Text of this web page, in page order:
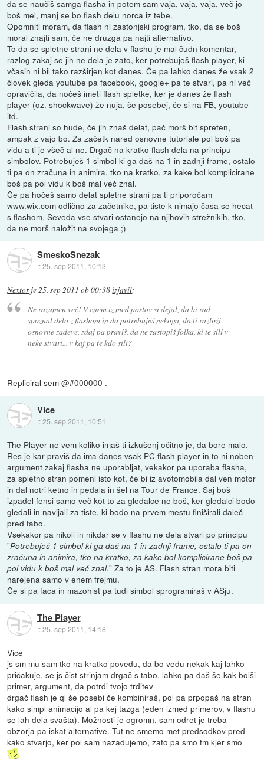
da se naučiš samga flasha in potem sam vaja, vaja, vaja, več jo
boš mel, manj se bo flash delu norca iz tebe.
Opomniti moram, da flash ni zastonjski program, tko, da se boš
moral znajti sam, če ne druzga pa najti alternativo.
To da se spletne strani ne dela v flashu je mal čudn komentar,
razlog zakaj se jih ne dela je zato, ker potrebuješ flash player, ki
včasih ni bil tako razširjen kot danes. Če pa lahko danes že vsak 2
človek gleda youtube pa facebook, google+ pa te stvari, pa ni več
opravičila, da nočeš imeti flash spletke, ker je danes že flash
player (oz. shockwave) že nuja, še posebej, če si na FB, youtube
itd.
Flash strani so hude, če jih znaš delat, pač morš bit spreten,
ampak z vajo bo. Za začetk nared osnovne tutoriale pol boš pa
vidu a ti je všeč al ne. Drgač na kratko flash dela na principu
simbolov. Potrebuješ 1 simbol ki ga daš na 1 in zadnji frame, ostalo
ti pa on zračuna in animira, tko na kratko, za kake bol komplicirane
boš pa pol vidu k boš mal več znal.
Če pa hočeš samo delat spletne strani pa ti priporočam
www.wix.com odlično za začetnike, pa tiste k nimajo časa se hecat
s flashom. Seveda vse stvari ostanejo na njihovih strežnikih, tko,
da ne morš naložit na svojega ;)
SmeskoSnezak
::25. sep 2011, 10:13
Nextorje25. sep 2011 ob 00:38izjavil:
Ne razumen več! V enem iz med postov si dejal, da bi rad
spoznal delo z flashom in da potrebuješ nekoga, da ti razloži
osnovne zadeve, zdaj pa praviš, da ne zastopiš folka, ki te sili v
neke stvari... v kaj pa te kdo sili?
Repliciral sem @#000000 .
Vice
::25. sep 2011, 10:51
The Player ne vem koliko imaš ti izkušenj očitno je, da bore malo.
Res je kar praviš da ima danes vsak PC flash player in to ni noben
argument zakaj flasha ne uporabljat, vekakor pa uporaba flasha,
za spletno stran pomeni isto kot, če bi iz avotomobila dal ven motor
in dal notri ketno in pedala in šel na Tour de France. Saj boš
izpadel fensi samo več kot to za gledalce ne boš, ker gledalci bodo
gledali in navijali za tiste, ki bodo na prvem mestu finiširali daleč
pred tabo.
Vsekakor pa nikoli in nikdar se v flashu ne dela stvari po principu
"Potrebuješ 1 simbol ki ga daš na 1 in zadnji frame, ostalo ti pa on
zračuna in animira, tko na kratko, za kake bol komplicirane boš pa
pol vidu k boš mal več znal." Za to je AS. Flash stran mora biti
narejena samo v enem frejmu.
Če si pa faca in mazohist pa tudi simbol sprogramiraš v ASju.
The Player
::25. sep 2011, 14:18
Vice
js sm mu sam tko na kratko povedu, da bo vedu nekak kaj lahko
pričakuje, se js čist strinjam drgač s tabo, lahko pa daš še kak bolši
primer, argument, da potrdi tvojo trditev
drgač flash je ql še posebi če kombiniraš, pol pa prpopaš na stran
kako simpl animacijo al pa kej tazga (eden izmed primerov, v flashu
se lah dela svašta). Možnosti je ogromn, sam odret je treba
obzorja pa iskat alternative. Tut ne smemo met predsodkov pred
kako stvarjo, ker pol sam nazadujemo, zato pa smo tm kjer smo